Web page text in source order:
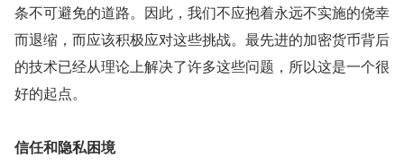
条不可避免的道路。因此，我们不应抱着永远不实施的侥幸
而退缩，而应该积极应对这些挑战。最先进的加密货币背后
的技术已经从理论上解决了许多这些问题，所以这是一个很
好的起点。
信任和隐私困境